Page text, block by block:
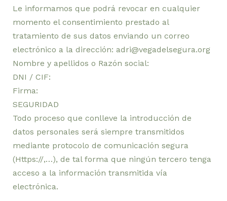
Le informamos que podrá revocar en cualquier
momento el consentimiento prestado al
tratamiento de sus datos enviando un correo
electrónico a la dirección: adri@vegadelsegura.org
Nombre y apellidos o Razón social:
DNI / CIF:
Firma:
SEGURIDAD
Todo proceso que conlleve la introducción de
datos personales será siempre transmitidos
mediante protocolo de comunicación segura
(Https://,…), de tal forma que ningún tercero tenga
acceso a la información transmitida vía
electrónica.